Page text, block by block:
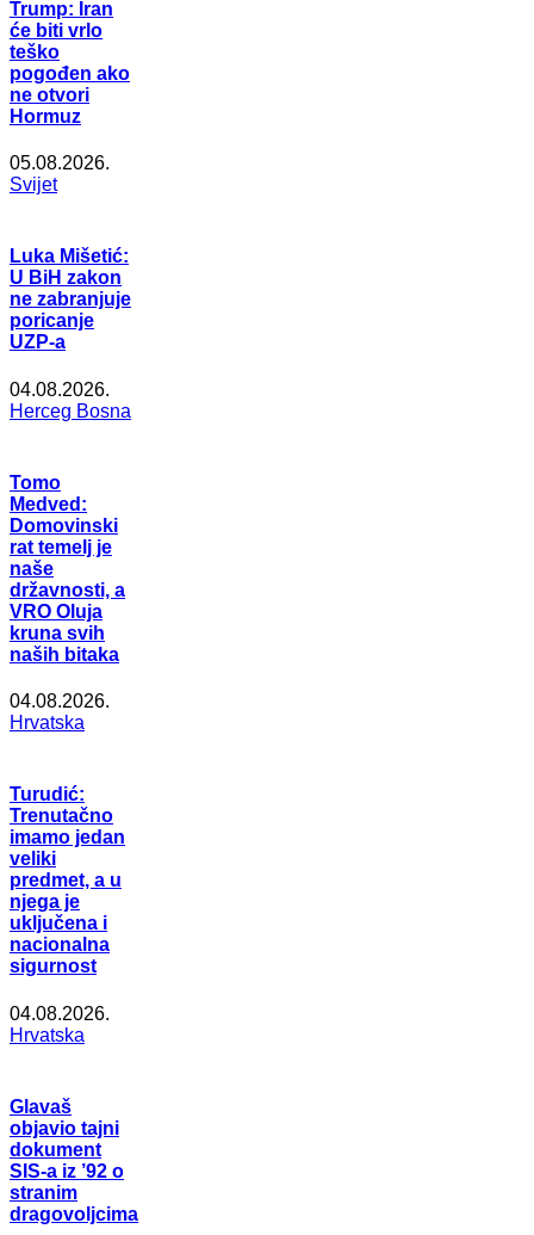
Trump: Iran
će biti vrlo
teško
pogođen ako
ne otvori
Hormuz
05.08.2026.
Svijet
Luka Mišetić:
U BiH zakon
ne zabranjuje
poricanje
UZP-a
04.08.2026.
Herceg Bosna
Tomo
Medved:
Domovinski
rat temelj je
naše
državnosti, a
VRO Oluja
kruna svih
naših bitaka
04.08.2026.
Hrvatska
Turudić:
Trenutačno
imamo jedan
veliki
predmet, a u
njega je
uključena i
nacionalna
sigurnost
04.08.2026.
Hrvatska
Glavaš
objavio tajni
dokument
SIS-a iz ’92 o
stranim
dragovoljcima